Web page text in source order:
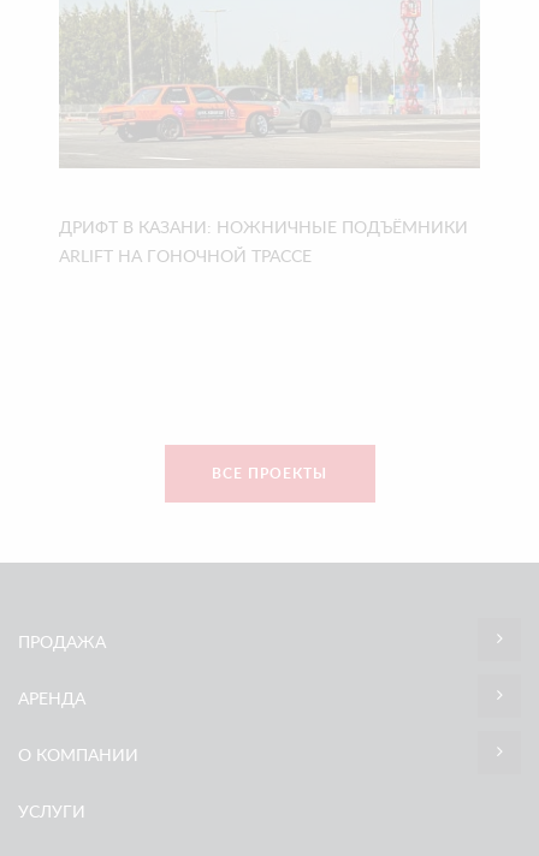
ДРИФТ В КАЗАНИ: НОЖНИЧНЫЕ ПОДЪЁМНИКИ
ARLIFT НА ГОНОЧНОЙ ТРАССЕ
ВСЕ ПРОЕКТЫ
ПРОДАЖА
АРЕНДА
О КОМПАНИИ
УСЛУГИ